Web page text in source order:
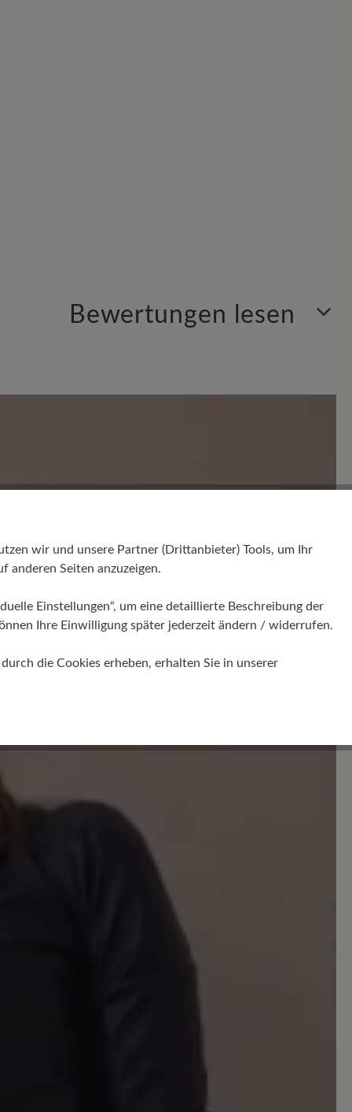
Bewertungen lesen
wir und unsere Partner (Drittanbieter) Tools, um Ihr
anderen Seiten anzuzeigen.
Einstellungen“, um eine detaillierte Beschreibung der
Ihre Einwilligung später jederzeit ändern / widerrufen.
die Cookies erheben, erhalten Sie in unserer